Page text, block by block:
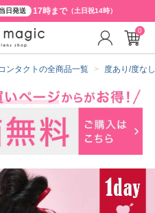
当日発送 17時まで（土日祝14時）
ンタクトの全商品一覧 度あり/度な
0
詳細